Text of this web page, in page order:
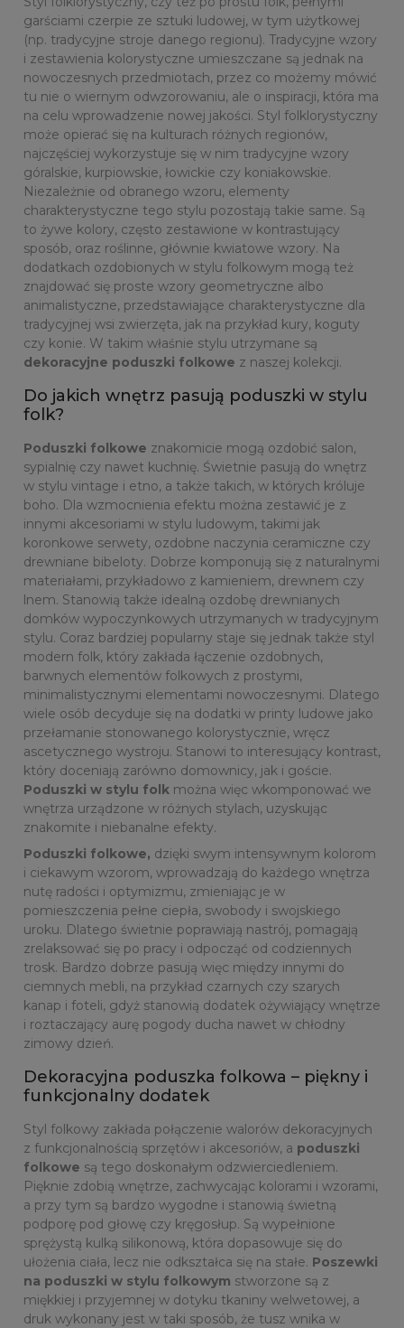
garściami czerpie ze sztuki ludowej, w tym użytkowej
(np. tradycyjne stroje danego regionu). Tradycyjne wzory
i zestawienia kolorystyczne umieszczane są jednak na
nowoczesnych przedmiotach, przez co możemy mówić
tu nie o wiernym odwzorowaniu, ale o inspiracji, która ma
na celu wprowadzenie nowej jakości. Styl folklorystyczny
może opierać się na kulturach różnych regionów,
najczęściej wykorzystuje się w nim tradycyjne wzory
góralskie, kurpiowskie, łowickie czy koniakowskie.
Niezależnie od obranego wzoru, elementy
charakterystyczne tego stylu pozostają takie same. Są
to żywe kolory, często zestawione w kontrastujący
sposób, oraz roślinne, głównie kwiatowe wzory. Na
dodatkach ozdobionych w stylu folkowym mogą też
znajdować się proste wzory geometryczne albo
animalistyczne, przedstawiające charakterystyczne dla
tradycyjnej wsi zwierzęta, jak na przykład kury, koguty
czy konie. W takim właśnie stylu utrzymane są
dekoracyjne poduszki folkowe z naszej kolekcji.
Do jakich wnętrz pasują poduszki w stylu
folk?
Poduszki folkowe znakomicie mogą ozdobić salon,
sypialnię czy nawet kuchnię. Świetnie pasują do wnętrz
w stylu vintage i etno, a także takich, w których króluje
boho. Dla wzmocnienia efektu można zestawić je z
innymi akcesoriami w stylu ludowym, takimi jak
koronkowe serwety, ozdobne naczynia ceramiczne czy
drewniane bibeloty. Dobrze komponują się z naturalnymi
materiałami, przykładowo z kamieniem, drewnem czy
lnem. Stanowią także idealną ozdobę drewnianych
domków wypoczynkowych utrzymanych w tradycyjnym
stylu. Coraz bardziej popularny staje się jednak także styl
modern folk, który zakłada łączenie ozdobnych,
barwnych elementów folkowych z prostymi,
minimalistycznymi elementami nowoczesnymi. Dlatego
wiele osób decyduje się na dodatki w printy ludowe jako
przełamanie stonowanego kolorystycznie, wręcz
ascetycznego wystroju. Stanowi to interesujący kontrast,
który doceniają zarówno domownicy, jak i goście.
Poduszki w stylu folk można więc wkomponować we
wnętrza urządzone w różnych stylach, uzyskując
znakomite i niebanalne efekty.
Poduszki folkowe, dzięki swym intensywnym kolorom
i ciekawym wzorom, wprowadzają do każdego wnętrza
nutę radości i optymizmu, zmieniając je w
pomieszczenia pełne ciepła, swobody i swojskiego
uroku. Dlatego świetnie poprawiają nastrój, pomagają
zrelaksować się po pracy i odpocząć od codziennych
trosk. Bardzo dobrze pasują więc między innymi do
ciemnych mebli, na przykład czarnych czy szarych
kanap i foteli, gdyż stanowią dodatek ożywiający wnętrze
i roztaczający aurę pogody ducha nawet w chłodny
zimowy dzień.
Dekoracyjna poduszka folkowa – piękny i
funkcjonalny dodatek
Styl folkowy zakłada połączenie walorów dekoracyjnych
z funkcjonalnością sprzętów i akcesoriów, a poduszki
folkowe są tego doskonałym odzwierciedleniem.
Pięknie zdobią wnętrze, zachwycając kolorami i wzorami,
a przy tym są bardzo wygodne i stanowią świetną
podporę pod głowę czy kręgosłup. Są wypełnione
sprężystą kulką silikonową, która dopasowuje się do
ułożenia ciała, lecz nie odkształca się na stałe. Poszewki
na poduszki w stylu folkowym stworzone są z
miękkiej i przyjemnej w dotyku tkaniny welwetowej, a
druk wykonany jest w taki sposób, że tusz wnika w